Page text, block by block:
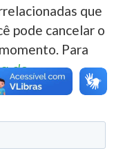
que
pode cancelar o
Para
de